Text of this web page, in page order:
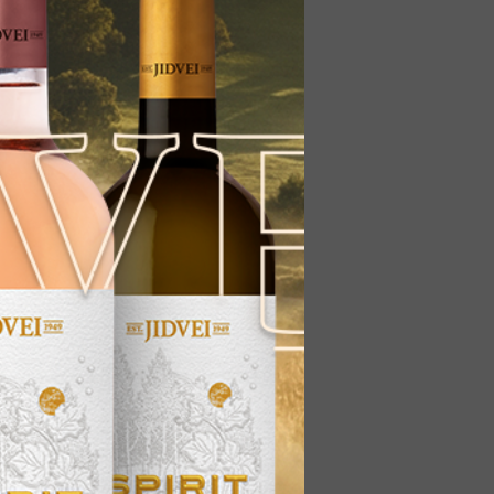
Jidvei este turnat ritualic
de lalea, încălzit în căușul
Ritualul se va încheia
de uitat.
acestui produs,
este prezentată într-o cutie
evidenția noblețea licorii.
dar transformă
pasionații de băuturi fine.
special alese pentru a
Jidvei VSOP
adevărat ritual al